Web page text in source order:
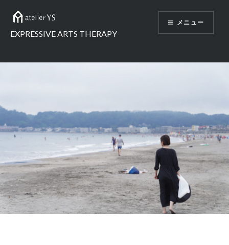
ッ
プ
EXPRESSIVE ARTS THERAPY
メニュー